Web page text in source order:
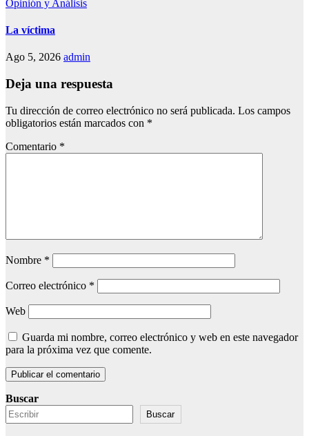
Opinión y Análisis
La víctima
Ago 5, 2026 admin
Deja una respuesta
Tu dirección de correo electrónico no será publicada. Los campos
obligatorios están marcados con *
Comentario *
Nombre *
Correo electrónico *
Web
Guarda mi nombre, correo electrónico y web en este navegador
para la próxima vez que comente.
Buscar
Buscar